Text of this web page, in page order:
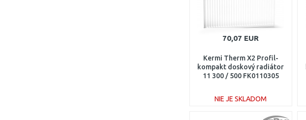
70,07 EUR
Kermi Therm X2 Profil-
kompakt doskový radiátor
11 300 / 500 FK0110305
NIE JE SKLADOM